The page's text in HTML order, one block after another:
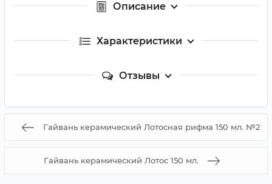
Описание
Характеристики
Отзывы
Гайвань керамический Лотосная рифма 150 мл. №2
Гайвань керамический Лотос 150 мл.